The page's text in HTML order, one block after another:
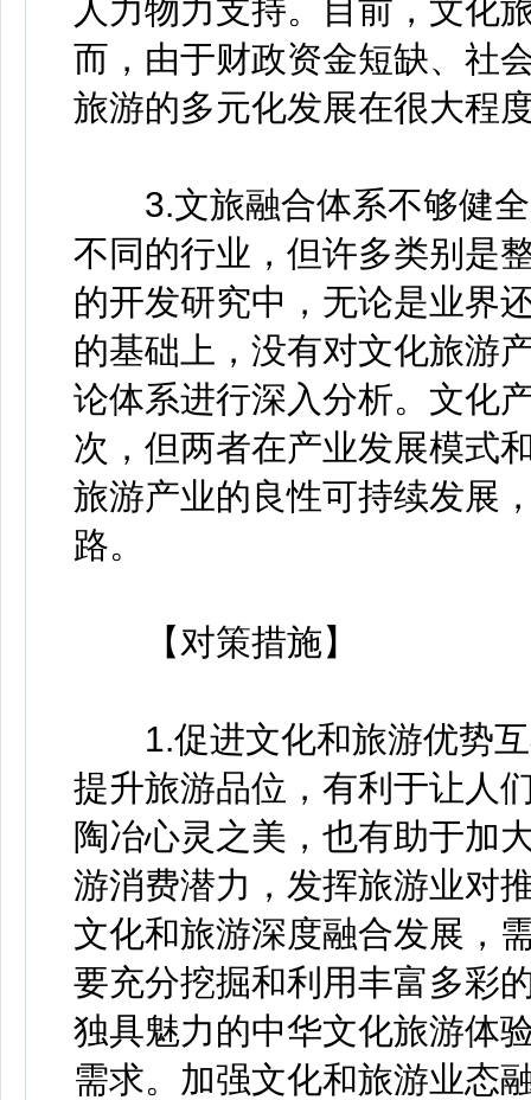
人力物力支持。目前，文化
而，由于财政资金短缺、社
旅游的多元化发展在很大程
3.文旅融合体系不够健全
不同的行业，但许多类别是
的开发研究中，无论是业界
的基础上，没有对文化旅游
论体系进行深入分析。文化
次，但两者在产业发展模式
旅游产业的良性可持续发展
路。
【对策措施】
1.促进文化和旅游优势互
提升旅游品位，有利于让人
陶冶心灵之美，也有助于加
游消费潜力，发挥旅游业对
文化和旅游深度融合发展，
要充分挖掘和利用丰富多彩
独具魅力的中华文化旅游体
需求。加强文化和旅游业态